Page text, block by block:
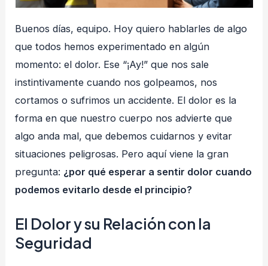
Buenos días, equipo. Hoy quiero hablarles de algo
que todos hemos experimentado en algún
momento: el dolor. Ese “¡Ay!” que nos sale
instintivamente cuando nos golpeamos, nos
cortamos o sufrimos un accidente. El dolor es la
forma en que nuestro cuerpo nos advierte que
algo anda mal, que debemos cuidarnos y evitar
situaciones peligrosas. Pero aquí viene la gran
pregunta: ¿por qué esperar a sentir dolor cuando
podemos evitarlo desde el principio?
El Dolor y su Relación con la
Seguridad